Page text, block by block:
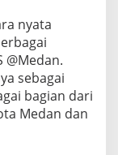
nyata
@Medan.
sebagai
bagian dari
Medan dan